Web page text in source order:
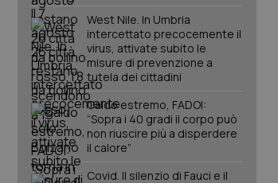
West Nile. In Umbria
intercettato precocemente il
virus, attivate subito le
misure di prevenzione a
tutela dei cittadini
Caldo estremo, FADOI:
“Sopra i 40 gradi il corpo può
non riuscire più a disperdere
il calore”
Covid. Il silenzio di Fauci e il